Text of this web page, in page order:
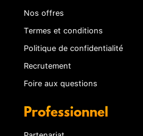
Nos offres
Termes et conditions
Politique de confidentialité
Recrutement
Foire aux questions
Professionnel